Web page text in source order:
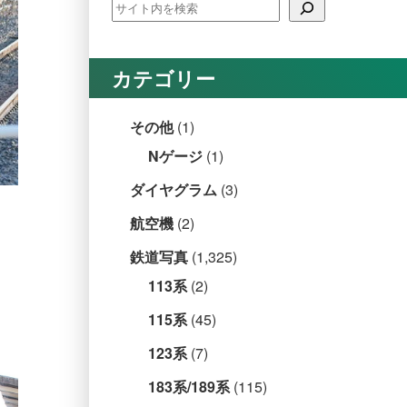
カテゴリー
その他(1)
Nゲージ (1)
ダイヤグラム (3)
航空機 (2)
鉄道写真 (1,325)
113系(2)
115系(45)
123系(7)
183系/189系(115)